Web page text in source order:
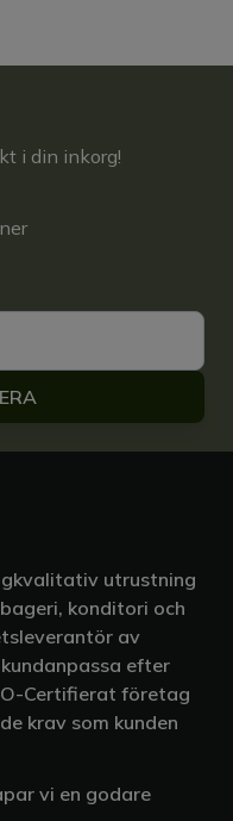
i din inkorg!
utrustning
konditori och
av
efter
Certifierat företag
krav som kunden
vi en godare